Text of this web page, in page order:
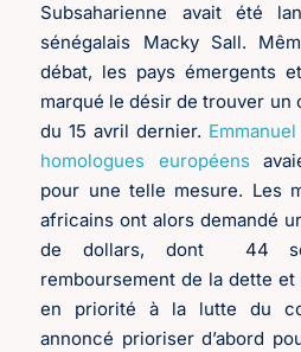
Subsaharienne avait été
sénégalais Macky Sall.
débat, les pays émergents
marqué le désir de trouver un
du 15 avril dernier.
homologues européens
pour une telle mesure. Les
africains ont alors demandé
de dollars, dont 44
remboursement de la dette
en priorité à la lutte du
annoncé prioriser d’abord